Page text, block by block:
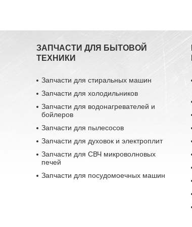
ЗАПЧАСТИ ДЛЯ БЫТОВОЙ
ТЕХНИКИ
Запчасти для стиральных машин
Запчасти для холодильников
Запчасти для водонагревателей и
бойлеров
Запчасти для пылесосов
Запчасти для духовок и электроплит
Запчасти для СВЧ микроволновых
печей
Запчасти для посудомоечных машин